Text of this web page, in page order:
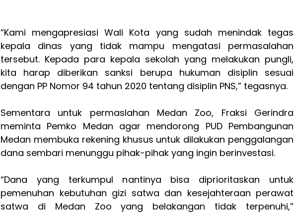
“Kami mengapresiasi Wali Kota yang sudah menindak tegas
kepala dinas yang tidak mampu mengatasi permasalahan
tersebut. Kepada para kepala sekolah yang melakukan pungli,
kita harap diberikan sanksi berupa hukuman disiplin sesuai
dengan PP Nomor 94 tahun 2020 tentang disiplin PNS,” tegasnya.
Sementara untuk permaslahan Medan Zoo, Fraksi Gerindra
meminta Pemko Medan agar mendorong PUD Pembangunan
Medan membuka rekening khusus untuk dilakukan penggalangan
dana sembari menunggu pihak-pihak yang ingin berinvestasi.
“Dana yang terkumpul nantinya bisa diprioritaskan untuk
pemenuhan kebutuhan gizi satwa dan kesejahteraan perawat
satwa di Medan Zoo yang belakangan tidak terpenuhi,”